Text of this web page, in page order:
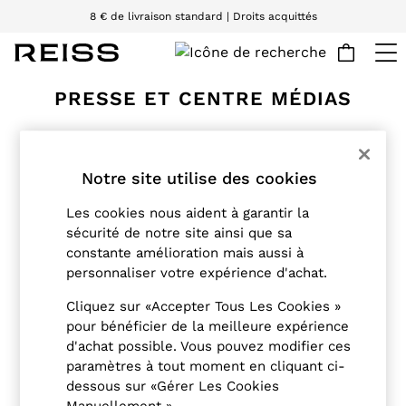
8 € de livraison standard | Droits acquittés
Nous acceptons
NEW
Wedding Guest & Occasion
Dresses
Tops & T-Shirts
Trousers
Jumpsuits & Playsuits
Shirts & Blouses
Shorts
Skirts
Swimwear
Suits & Tailoring
PRESSE ET CENTRE MÉDIAS
UK BUREAU DE PRESSE
Pour les demandes de prêts et de
renseignements émanant de la presse,
veuillez contacter Naomi Allen :
Picton Place
Londres
W1U 1BW
Naomi.allen@reiss.com
Téléphone : +44 (0)20 3075 2181
Notre site utilise des cookies
Les cookies nous aident à garantir la
sécurité de notre site ainsi que sa
constante amélioration mais aussi à
personnaliser votre expérience d'achat.
Cliquez sur «Accepter Tous Les Cookies »
pour bénéficier de la meilleure expérience
d'achat possible. Vous pouvez modifier ces
paramètres à tout moment en cliquant ci-
dessous sur «Gérer Les Cookies